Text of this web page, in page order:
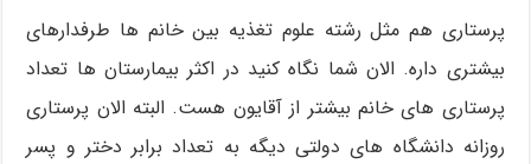
پرستاری هم مثل رشته علوم تغذیه بین خانم ها طرفدارهای
بیشتری داره. الان شما نگاه کنید در اکثر بیمارستان ها تعداد
پرستاری های خانم بیشتر از آقایون هست. البته الان پرستاری
روزانه دانشگاه های دولتی دیگه به تعداد برابر دختر و پسر